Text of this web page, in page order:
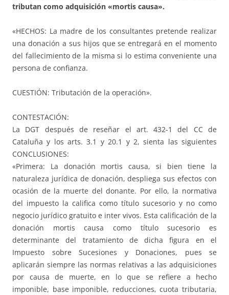
tributan como adquisición «mortis causa».
«HECHOS: La madre de los consultantes pretende realizar
una donación a sus hijos que se entregará en el momento
del fallecimiento de la misma si lo estima conveniente una
persona de confianza.
CUESTIÓN: Tributación de la operación».
CONTESTACIÓN:
La DGT después de reseñar el art. 432-1 del CC de
Cataluña y los arts. 3.1 y 20.1 y 2, sienta las siguientes
CONCLUSIONES:
«Primera: La donación mortis causa, si bien tiene la
naturaleza jurídica de donación, despliega sus efectos con
ocasión de la muerte del donante. Por ello, la normativa
del impuesto la califica como título sucesorio y no como
negocio jurídico gratuito e inter vivos. Esta calificación de la
donación mortis causa como título sucesorio es
determinante del tratamiento de dicha figura en el
Impuesto sobre Sucesiones y Donaciones, pues se
aplicarán siempre las normas relativas a las adquisiciones
por causa de muerte, en lo que se refiere a hecho
imponible, base imponible, reducciones, cuota tributaria,